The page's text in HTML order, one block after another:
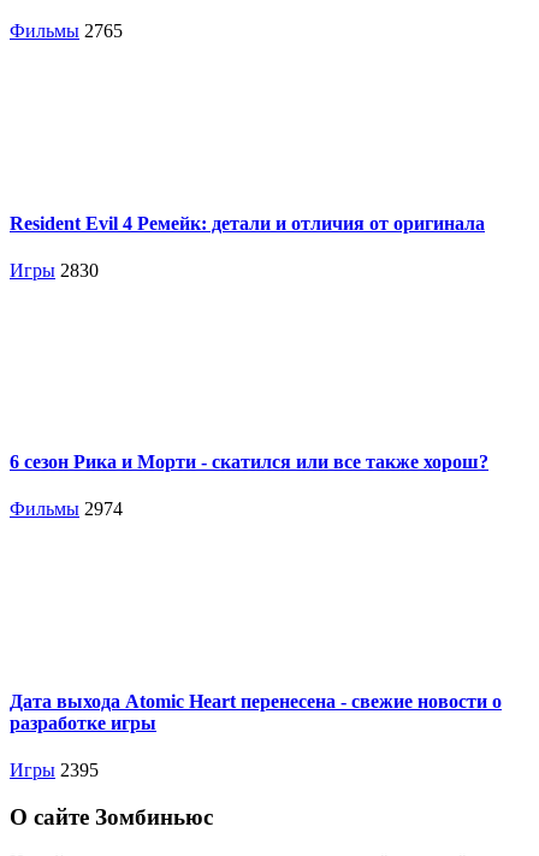
Фильмы 2765
Resident Evil 4 Ремейк: детали и отличия от оригинала
Игры 2830
6 сезон Рика и Морти - скатился или все также хорош?
Фильмы 2974
Дата выхода Atomic Heart перенесена - свежие новости о
разработке игры
Игры 2395
О сайте Зомбиньюс